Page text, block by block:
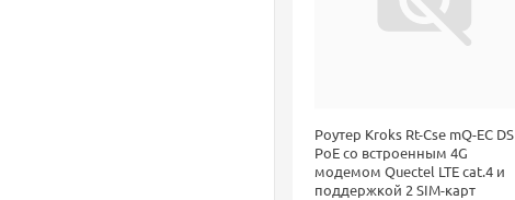
Роутер Kroks Rt-Cse mQ-EC DS
PoE со встроенным 4G
модемом Quectel LTE cat.4 и
поддержкой 2 SIM-карт